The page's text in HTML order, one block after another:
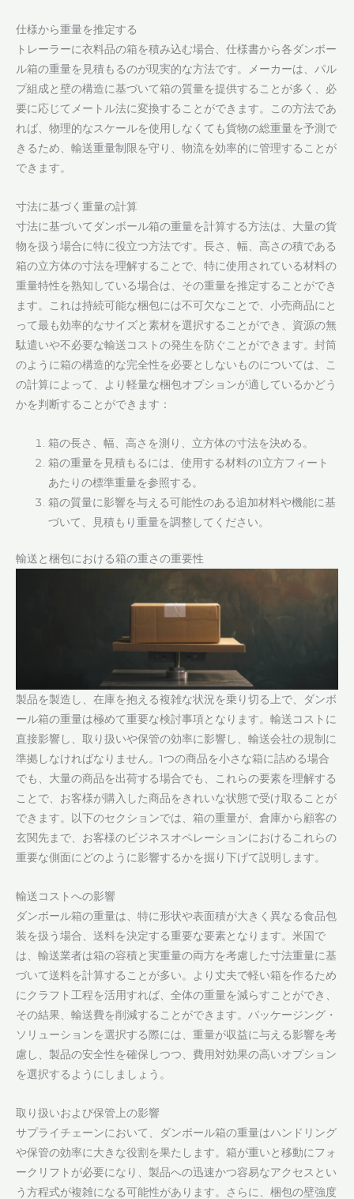
仕様から重量を推定する
トレーラーに衣料品の箱を積み込む場合、仕様書から各ダンボー
ル箱の重量を見積もるのが現実的な方法です。メーカーは、パル
プ組成と壁の構造に基づいて箱の質量を提供することが多く、必
要に応じてメートル法に変換することができます。この方法であ
れば、物理的なスケールを使用しなくても貨物の総重量を予測で
きるため、輸送重量制限を守り、物流を効率的に管理することが
できます。
寸法に基づく重量の計算
寸法に基づいてダンボール箱の重量を計算する方法は、大量の貨
物を扱う場合に特に役立つ方法です。長さ、幅、高さの積である
箱の立方体の寸法を理解することで、特に使用されている材料の
重量特性を熟知している場合は、その重量を推定することができ
ます。これは持続可能な梱包には不可欠なことで、小売商品にと
って最も効率的なサイズと素材を選択することができ、資源の無
駄遣いや不必要な輸送コストの発生を防ぐことができます。封筒
のように箱の構造的な完全性を必要としないものについては、こ
の計算によって、より軽量な梱包オプションが適しているかどう
かを判断することができます：
箱の長さ、幅、高さを測り、立方体の寸法を決める。
箱の重量を見積もるには、使用する材料の1立方フィート
あたりの標準重量を参照する。
箱の質量に影響を与える可能性のある追加材料や機能に基
づいて、見積もり重量を調整してください。
輸送と梱包における箱の重さの重要性
製品を製造し、在庫を抱える複雑な状況を乗り切る上で、ダンボ
ール箱の重量は極めて重要な検討事項となります。輸送コストに
直接影響し、取り扱いや保管の効率に影響し、輸送会社の規制に
準拠しなければなりません。1つの商品を小さな箱に詰める場合
でも、大量の商品を出荷する場合でも、これらの要素を理解する
ことで、お客様が購入した商品をきれいな状態で受け取ることが
できます。以下のセクションでは、箱の重量が、倉庫から顧客の
玄関先まで、お客様のビジネスオペレーションにおけるこれらの
重要な側面にどのように影響するかを掘り下げて説明します。
輸送コストへの影響
ダンボール箱の重量は、特に形状や表面積が大きく異なる食品包
装を扱う場合、送料を決定する重要な要素となります。米国で
は、輸送業者は箱の容積と実重量の両方を考慮した寸法重量に基
づいて送料を計算することが多い。より丈夫で軽い箱を作るため
にクラフト工程を活用すれば、全体の重量を減らすことができ、
その結果、輸送費を削減することができます。パッケージング・
ソリューションを選択する際には、重量が収益に与える影響を考
慮し、製品の安全性を確保しつつ、費用対効果の高いオプション
を選択するようにしましょう。
取り扱いおよび保管上の影響
サプライチェーンにおいて、ダンボール箱の重量はハンドリング
や保管の効率に大きな役割を果たします。箱が重いと移動にフォ
ークリフトが必要になり、製品への迅速かつ容易なアクセスとい
う方程式が複雑になる可能性があります。さらに、梱包の壁強度